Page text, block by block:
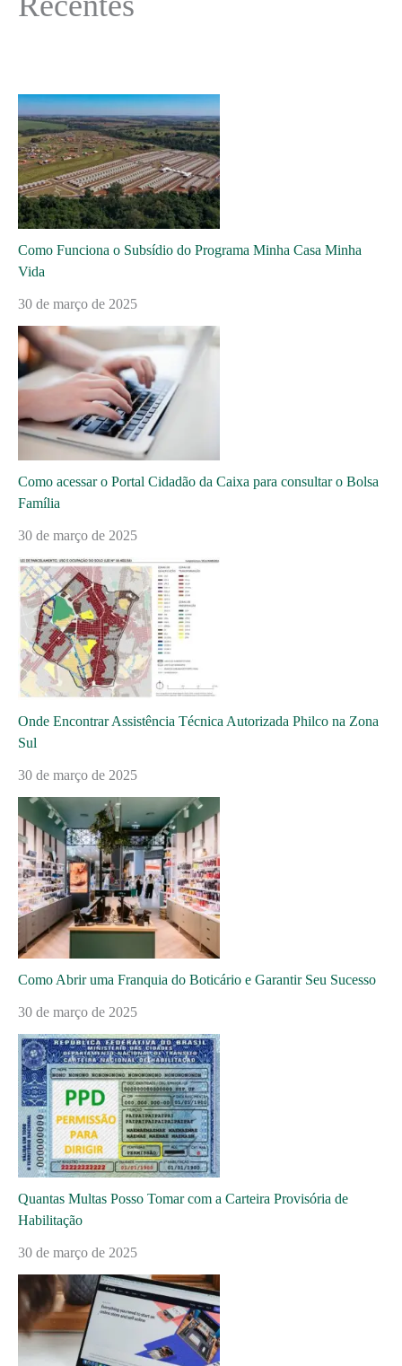
Como Funciona o Subsídio do Programa Minha Casa Minha
Vida
30 de março de 2025
Como acessar o Portal Cidadão da Caixa para consultar o Bolsa
Família
30 de março de 2025
Onde Encontrar Assistência Técnica Autorizada Philco na Zona
Sul
30 de março de 2025
Como Abrir uma Franquia do Boticário e Garantir Seu Sucesso
30 de março de 2025
Quantas Multas Posso Tomar com a Carteira Provisória de
Habilitação
30 de março de 2025